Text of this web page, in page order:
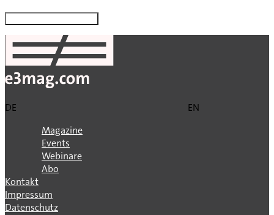
DE
EN
Magazine
Events
Webinare
Abo
Kontakt
Impressum
Datenschutz